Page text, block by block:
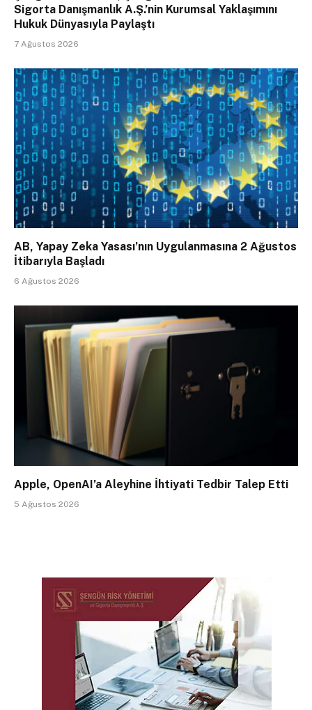
Sigorta Danışmanlık A.Ş.’nin Kurumsal Yaklaşımını
Hukuk Dünyasıyla Paylaştı
7 Ağustos 2026
AB, Yapay Zeka Yasası’nın Uygulanmasına 2 Ağustos
İtibarıyla Başladı
6 Ağustos 2026
Apple, OpenAI’a Aleyhine İhtiyati Tedbir Talep Etti
5 Ağustos 2026